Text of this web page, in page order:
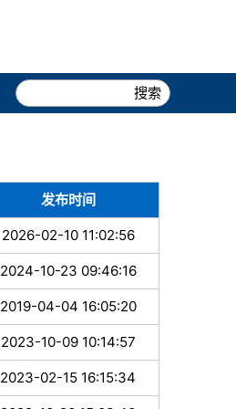
发布时间
2026-02-10 11:02:56
2024-10-23 09:46:16
2019-04-04 16:05:20
2023-10-09 10:14:57
2023-02-15 16:15:34